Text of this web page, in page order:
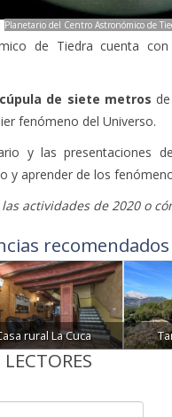
Planetario del Centro Astronómico de
de Tiedra cuenta con
cúpula de siete metros
fenómeno del Universo.
y las presentaciones
y aprender de los
actividades de 2020 o
rural La Cuca